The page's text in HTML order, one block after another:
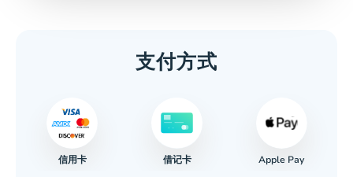
支付方式
信用卡 借记卡 Apple Pay